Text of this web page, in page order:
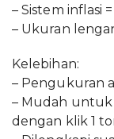
– Sistem inflasi
– Ukuran
Kelebihan:
– Pengukuran
– Mudah
dengan klik 1